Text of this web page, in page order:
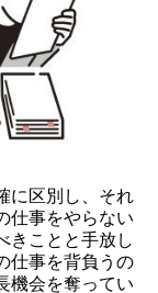
に区別し、それ
仕事をやらない
きことと手放し
仕事を背負うの
機会を奪ってい